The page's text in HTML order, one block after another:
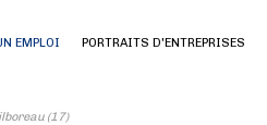
EMPLOI PORTRAITS D'ENTREPRISES
(17)